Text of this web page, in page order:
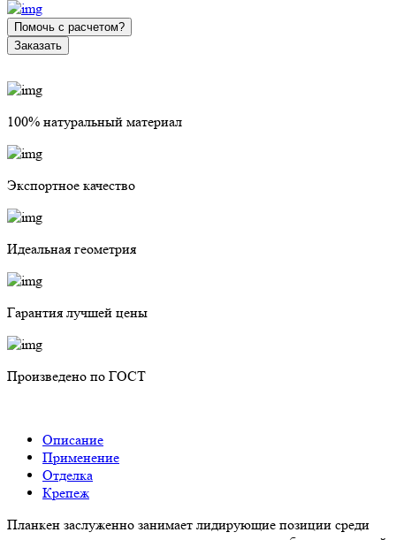
Помочь с расчетом?
Заказать
100% натуральный материал
Экспортное качество
Идеальная геометрия
Гарантия лучшей цены
Произведено по ГОСТ
Описание
Применение
Отделка
Крепеж
Планкен заслуженно занимает лидирующие позиции среди